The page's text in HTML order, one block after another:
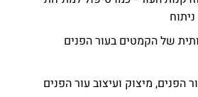
של הקמטים בעור הפנים
הפנים, מיצוק ועיצוב עור הפנים